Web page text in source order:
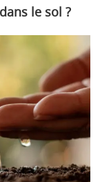
le sol ?